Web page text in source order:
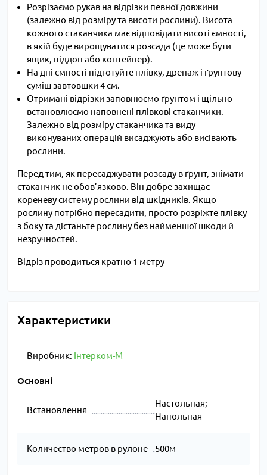
Розрізаємо рукав на відрізки певної довжини
(залежно від розміру та висоти рослини). Висота
кожного стаканчика має відповідати висоті ємності,
в якій буде вирощуватися розсада (це може бути
ящик, піддон або контейнер).
На дні ємності підготуйте плівку, дренаж і ґрунтову
суміш завтовшки 4 см.
Отримані відрізки заповнюємо ґрунтом і щільно
встановлюємо наповнені плівкові стаканчики.
Залежно від розміру стаканчика та виду
виконуваних операцій висаджують або висівають
рослини.
Перед тим, як пересаджувати розсаду в ґрунт, знімати
стаканчик не обов’язково. Він добре захищає
кореневу систему рослини від шкідників. Якщо
рослину потрібно пересадити, просто розріжте плівку
з боку та дістаньте рослину без найменшої шкоди й
незручностей.
Відріз проводиться кратно 1 метру
Характеристики
Виробник: Інтерком-М
Основні
Встановлення
Настольная;
Напольная
Количество метров в рулоне 500м